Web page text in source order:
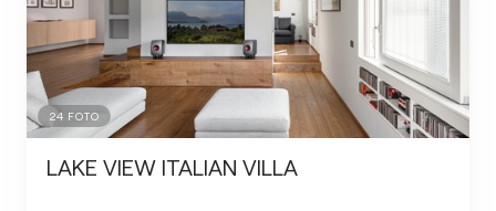
24 FOTO
LAKE VIEW ITALIAN VILLA